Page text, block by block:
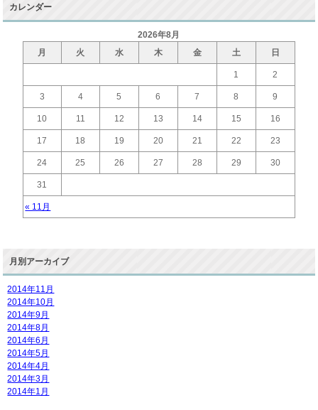
カレンダー
2026年8月
月
火 水 木 金 土 日
« 11月
1 2
3 4 5 6 7 8 9
10 11 12 13 14 15 16
17 18 19 20 21 22 23
24 25 26 27 28 29 30
31
月別アーカイブ
2014年11月
2014年10月
2014年9月
2014年8月
2014年6月
2014年5月
2014年4月
2014年3月
2014年1月